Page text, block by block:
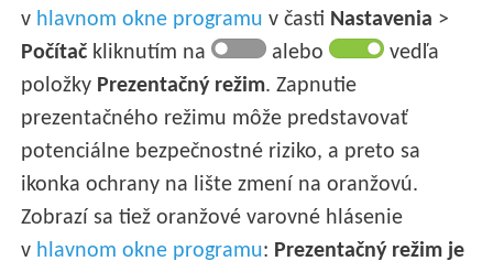
v hlavnom okne programu v časti Nastavenia >
Počítač kliknutím na alebo
vedľa
položky Prezentačný režim. Zapnutie
prezentačného režimu môže predstavovať
potenciálne bezpečnostné riziko, a preto sa
ikonka ochrany na lište zmení na oranžovú.
Zobrazí sa tiež oranžové varovné hlásenie
v hlavnom okne programu: Prezentačný režim je